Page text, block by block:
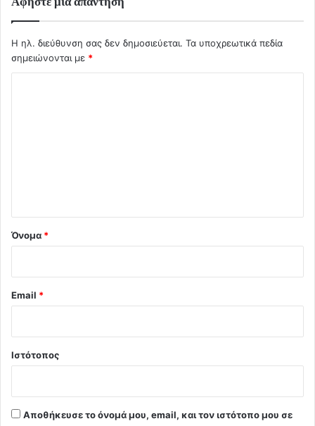
Η ηλ. διεύθυνση σας δεν δημοσιεύεται. Τα υποχρεωτικά πεδία
σημειώνονται με *
Όνομα *
Email *
Ιστότοπος
Αποθήκευσε το όνομά μου, email, και τον ιστότοπο μου σε